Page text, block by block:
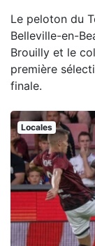
Le peloton du
Belleville-en-
Brouilly et le
première
finale.
Locales